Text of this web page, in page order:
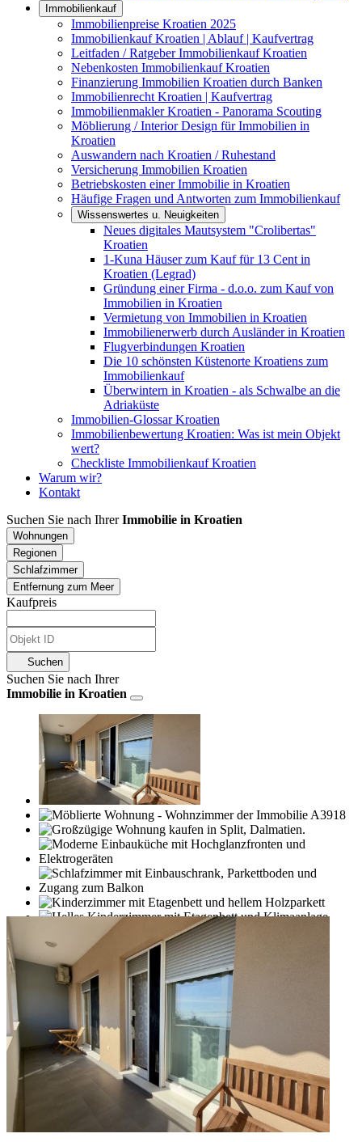
Immobilienkauf
Immobilienpreise Kroatien 2025
Immobilienkauf Kroatien | Ablauf | Kaufvertrag
Leitfaden / Ratgeber Immobilienkauf Kroatien
Nebenkosten Immobilienkauf Kroatien
Finanzierung Immobilien Kroatien durch Banken
Immobilienrecht Kroatien | Kaufvertrag
Immobilienmakler Kroatien - Panorama Scouting
Möblierung / Interior Design für Immobilien in
Kroatien
Auswandern nach Kroatien / Ruhestand
Versicherung Immobilien Kroatien
Betriebskosten einer Immobilie in Kroatien
Häufige Fragen und Antworten zum Immobilienkauf
Wissenswertes u. Neuigkeiten
Neues digitales Mautsystem "Crolibertas"
Kroatien
1-Kuna Häuser zum Kauf für 13 Cent in
Kroatien (Legrad)
Gründung einer Firma - d.o.o. zum Kauf von
Immobilien in Kroatien
Vermietung von Immobilien in Kroatien
Immobilienerwerb durch Ausländer in Kroatien
Flugverbindungen Kroatien
Die 10 schönsten Küstenorte Kroatiens zum
Immobilienkauf
Überwintern in Kroatien - als Schwalbe an die
Adriaküste
Immobilien-Glossar Kroatien
Immobilienbewertung Kroatien: Was ist mein Objekt
wert?
Checkliste Immobilienkauf Kroatien
Warum wir?
Kontakt
Suchen Sie nach IhrerImmobilie in Kroatien
Wohnungen
Regionen
Schlafzimmer
Entfernung zum Meer
Kaufpreis
Suchen
Suchen Sie nach Ihrer
Immobilie in Kroatien